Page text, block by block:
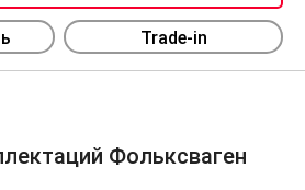
Trade-in
Фольксваген